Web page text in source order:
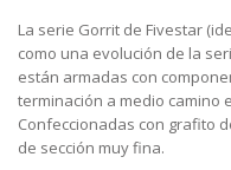
La serie Gorrit de Fivestar
como una evolución de la
están armadas con
terminación a medio camino
Confeccionadas con grafito
de sección muy fina.